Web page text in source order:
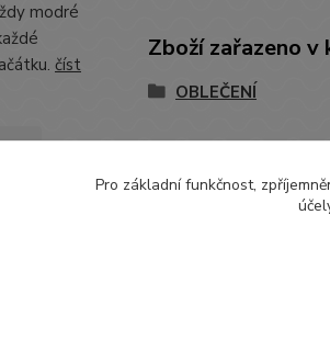
modré
číst
Zboží zařazeno v
OBLEČENÍ
Pro základní funkčnost,